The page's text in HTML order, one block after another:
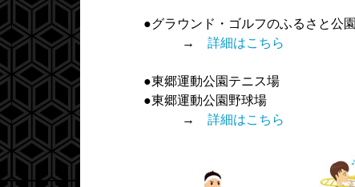
●グラウンド・ゴルフのふるさと公園
→ 詳細はこちら
●東郷運動公園テニス場
●東郷運動公園野球場
→ 詳細はこちら